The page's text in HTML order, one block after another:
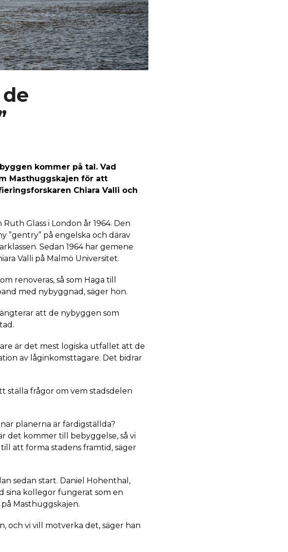
kommer på tal. Vad
Masthuggskajen för att
Chiara Valli och
Glass i London år 1964. Den
”gentry” på engelska och därav
Sedan 1964 har gemene
Valli på Malmö Universitet.
renoveras, så som Haga till
med nybyggnad, säger hon.
att de nybyggen som
är det mest logiska utfallet att de
av låginkomsttagare. Det bidrar
ställa frågor om vem stadsdelen
planerna är färdigställda?
det kommer till bebyggelse, så vi
att forma stadens framtid, säger
sedan start. Daniel Hohenthal,
sina kollegor fungerat som en
Masthuggskajen.
och vi vill motverka det, säger han